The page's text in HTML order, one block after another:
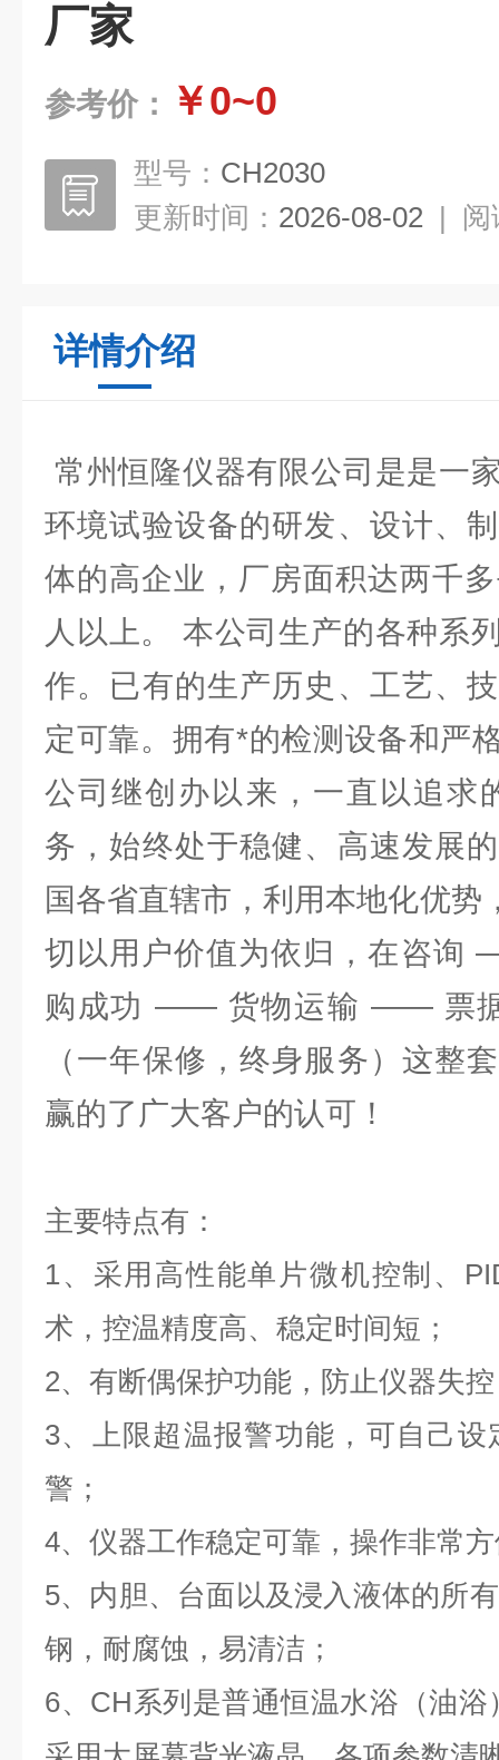
厂家
参考价： ￥0~0
型号： CH2030
更新时间： 2026-08-02 | 阅
详情介绍
常州恒隆仪器有限公司是是一
环境试验设备的研发、设计、
体的高企业，厂房面积达两千
人以上。 本公司生产的各种系
作。已有的生产历史、工艺、
定可靠。拥有*的检测设备和严
公司继创办以来，一直以追求
务，始终处于稳健、高速发展
国各省直辖市，利用本地化优势
切以用户价值为依归，在咨
购成功 —— 货物运输 —— 票
（一年保修，终身服务）这整
赢的了广大客户的认可！
主要特点有：
1、采用高性能单片微机控制、
术，控温精度高、稳定时间短；
2、有断偶保护功能，防止仪器失
3、上限超温报警功能，可自己
警；
4、仪器工作稳定可靠，操作非常
5、内胆、台面以及浸入液体的所
钢，耐腐蚀，易清洁；
6、 CH系列是普通恒温水浴（油